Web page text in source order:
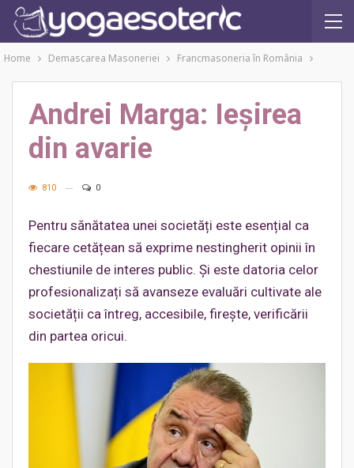
Home Demascarea Masoneriei Francmasoneria în România
Andrei Marga: Ieșirea
din avarie
810 0
Pentru sănătatea unei societăți este esențial ca
fiecare cetățean să exprime nestingherit opinii în
chestiunile de interes public. Și este datoria celor
profesionalizați să avanseze evaluări cultivate ale
societății ca întreg, accesibile, firește, verificării
din partea oricui.